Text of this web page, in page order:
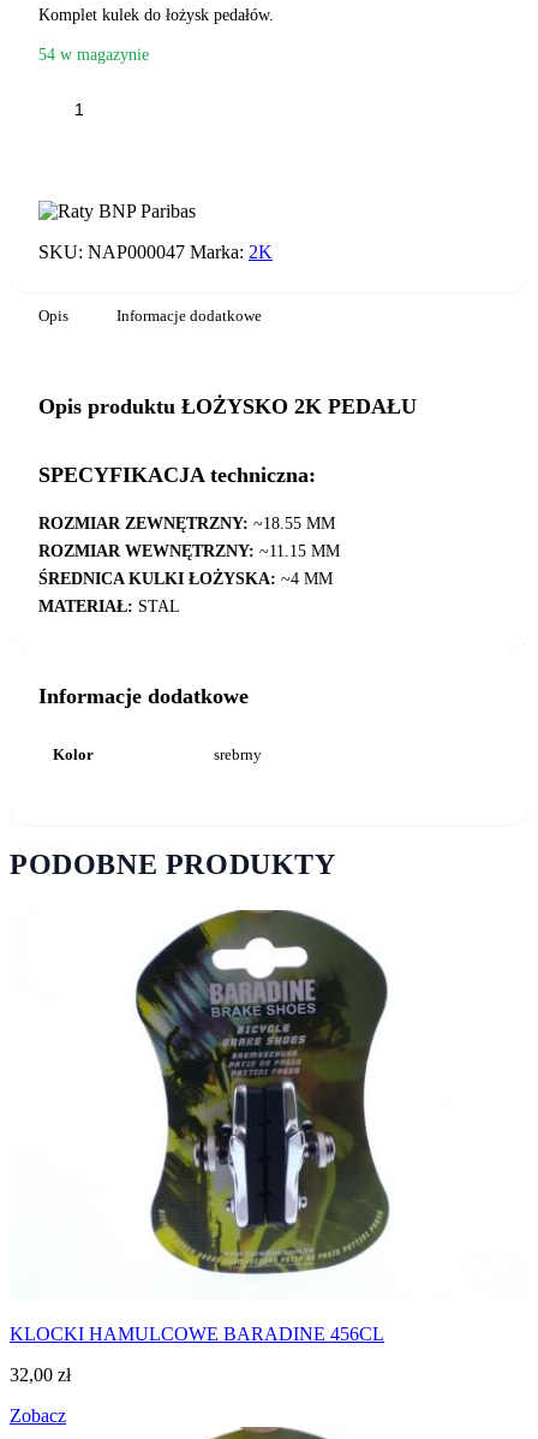
Komplet kulek do łożysk pedałów.
54 w magazynie
SKU: NAP000047 Marka: 2K
Opis Informacje dodatkowe
Opis produktu ŁOŻYSKO 2K PEDAŁU
SPECYFIKACJA techniczna:
ROZMIAR ZEWNĘTRZNY: ~18.55 MM
ROZMIAR WEWNĘTRZNY: ~11.15 MM
ŚREDNICA KULKI ŁOŻYSKA: ~4 MM
MATERIAŁ: STAL
Informacje dodatkowe
Kolor srebrny
PODOBNE PRODUKTY
KLOCKI HAMULCOWE BARADINE 456CL
32,00 zł
Zobacz